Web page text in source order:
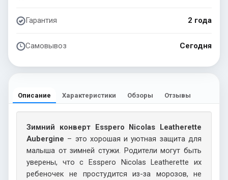
Гарантия 2 года
Самовывоз Сегодня
Описание Характеристики Обзоры Отзывы
Зимний конверт Esspero Nicolas Leatherette
Aubergine – это хорошая и уютная защита для
малыша от зимней стужи. Родители могут быть
уверены, что с Esspero Nicolas Leatherette их
ребеночек не простудится из-за морозов, не